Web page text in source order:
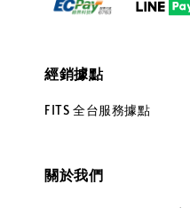
經銷據點
FITS 全台服務據點
關於我們